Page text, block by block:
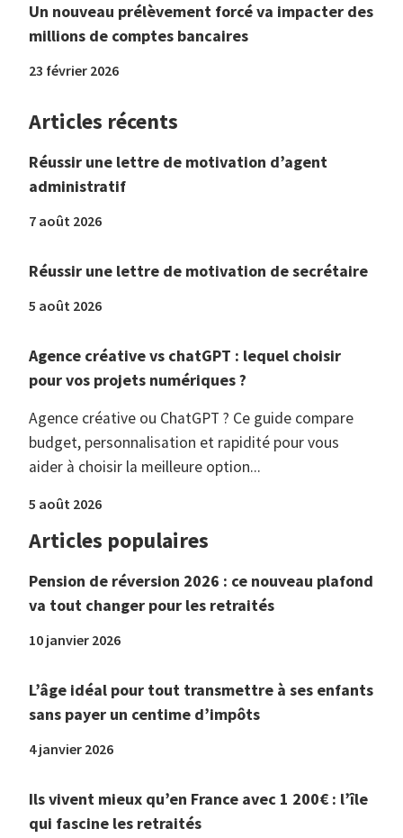
Un nouveau prélèvement forcé va impacter des
millions de comptes bancaires
23 février 2026
Articles récents
Réussir une lettre de motivation d’agent
administratif
7 août 2026
Réussir une lettre de motivation de secrétaire
5 août 2026
Agence créative vs chatGPT : lequel choisir
pour vos projets numériques ?
Agence créative ou ChatGPT ? Ce guide compare
budget, personnalisation et rapidité pour vous
aider à choisir la meilleure option...
5 août 2026
Articles populaires
Pension de réversion 2026 : ce nouveau plafond
va tout changer pour les retraités
10 janvier 2026
L’âge idéal pour tout transmettre à ses enfants
sans payer un centime d’impôts
4 janvier 2026
Ils vivent mieux qu’en France avec 1 200€ : l’île
qui fascine les retraités